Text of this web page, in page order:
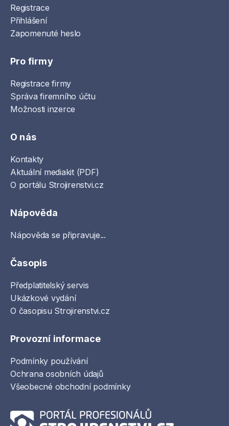
Registrace
Přihlášení
Zapomenuté heslo
Pro firmy
Registrace firmy
Správa firemního účtu
Možnosti inzerce
O nás
Kontakty
Aktuální mediakit (PDF)
O portálu Strojirenstvi.cz
Nápověda
Nápověda se připravuje...
Časopis
Předplatitelský servis
Ukázkové vydání
O časopisu Strojirenstvi.cz
Provozní informace
Podmínky používání
Ochrana osobních údajů
Všeobecné obchodní podmínky